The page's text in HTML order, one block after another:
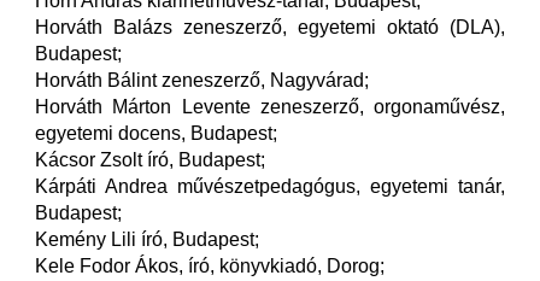
Horváth Balázs zeneszerző, egyetemi oktató (DLA),
Budapest;
Horváth Bálint zeneszerző, Nagyvárad;
Horváth Márton Levente zeneszerző, orgonaművész,
egyetemi docens, Budapest;
Kácsor Zsolt író, Budapest;
Kárpáti Andrea művészetpedagógus, egyetemi tanár,
Budapest;
Kemény Lili író, Budapest;
Kele Fodor Ákos, író, könyvkiadó, Dorog;